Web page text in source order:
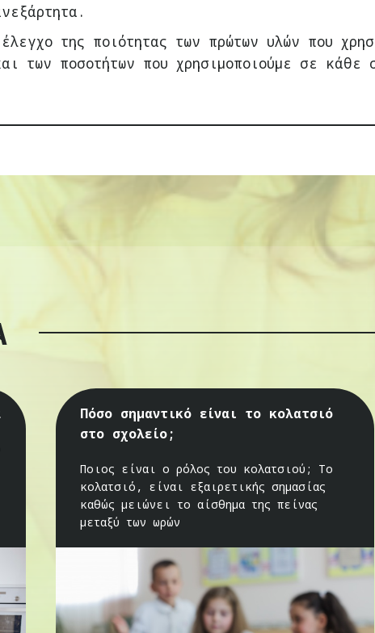
της ποιότητας των πρώτων υλών που
των ποσοτήτων που χρησιμοποιούμε σε κάθε
Πόσο σημαντικό είναι το κολατσιό
στο σχολείο;
Ποιος είναι ο ρόλος του κολατσιού; Το
κολατσιό, είναι εξαιρετικής σημασίας
καθώς μειώνει το αίσθημα της πείνας
μεταξύ των ωρών